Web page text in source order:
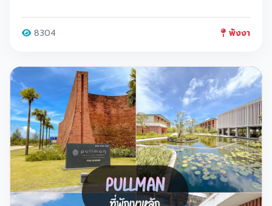
8304 พังงา